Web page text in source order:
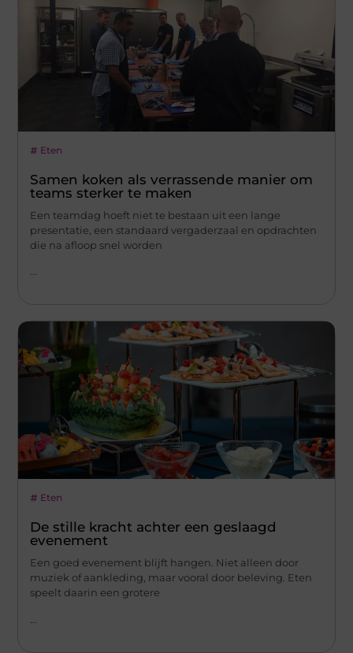
Eten
Samen koken als verrassende manier om
teams sterker te maken
Een teamdag hoeft niet te bestaan uit een lange
presentatie, een standaard vergaderzaal en opdrachten
die na afloop snel worden
...
Eten
De stille kracht achter een geslaagd
evenement
Een goed evenement blijft hangen. Niet alleen door
muziek of aankleding, maar vooral door beleving. Eten
speelt daarin een grotere